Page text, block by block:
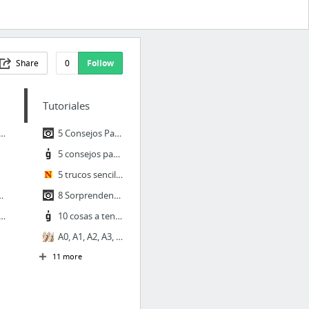
Share 0 Follow
23 Mind Bending Optical Illusion Paintings by Rob Gonsalves «TwistedSifter
facturas por Internet
negocios emprendedores
Tutoriales
5 Consejos Para Lograr Mejores Time-Lapses
5 consejos para montar tu primer estudio de diseño
5 trucos sencillos para que tu computadora vaya rápido | Gadgetmania
8 Sorprendentes Funciones que Posiblemente No Conozcas de Lightroom 5
10 cosas a tener en cuenta para ganar unos premios de diseño
A0, A1, A2, A3, A4, A5, A6, A7, A8, A9, A10 | me gusta la papeleria
11 more